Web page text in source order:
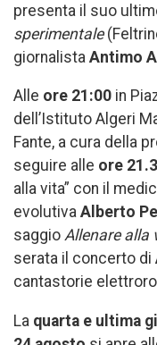
presenta il suo
sperimentale
giornalista Antimo
Alle ore 21:00 in
dell’Istituto Algeri
Fante, a cura della
seguire alle ore
alla vita” con il
evolutiva Alberto
saggio Allenare alla
serata il concerto di
cantastorie
La quarta e ultima